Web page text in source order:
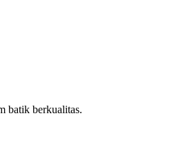
batik berkualitas.